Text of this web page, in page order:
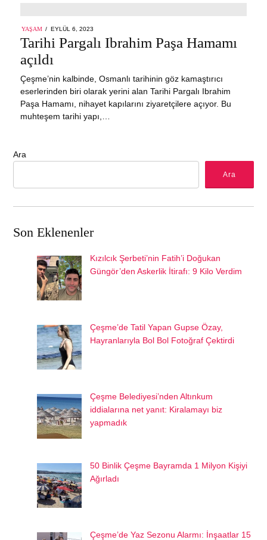
YAŞAM
POSTED
ON
EYLÜL 6, 2023
Tarihi Pargalı Ibrahim Paşa Hamamı
açıldı
Çeşme’nin kalbinde, Osmanlı tarihinin göz kamaştırıcı
eserlerinden biri olarak yerini alan Tarihi Pargalı Ibrahim
Paşa Hamamı, nihayet kapılarını ziyaretçilere açıyor. Bu
muhteşem tarihi yapı,…
Ara
Ara
Son Eklenenler
Kızılcık Şerbeti’nin Fatih’i Doğukan
Güngör’den Askerlik İtirafı: 9 Kilo Verdim
Çeşme’de Tatil Yapan Gupse Özay,
Hayranlarıyla Bol Bol Fotoğraf Çektirdi
Çeşme Belediyesi’nden Altınkum
iddialarına net yanıt: Kiralamayı biz
yapmadık
50 Binlik Çeşme Bayramda 1 Milyon Kişiyi
Ağırladı
Çeşme’de Yaz Sezonu Alarmı: İnşaatlar 15